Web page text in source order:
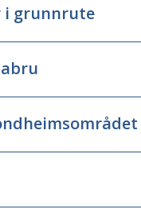
i grunnrute